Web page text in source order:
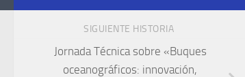
SIGUIENTE HISTORIA
Jornada Técnica sobre «Buques
oceanográficos: innovación,